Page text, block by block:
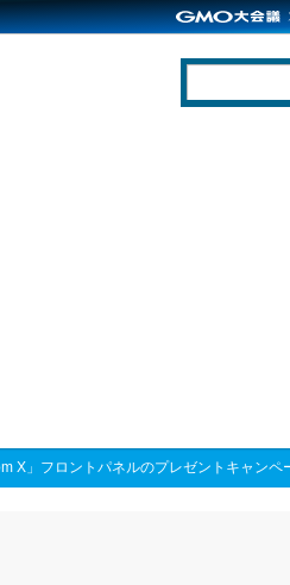
X」フロントパネルのプレゼントキャンペ